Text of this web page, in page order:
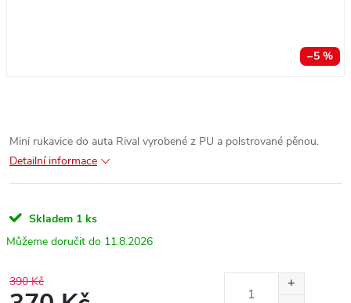
–5 %
Mini rukavice do auta Rival vyrobené z PU a polstrované pěnou.
Detailní informace
Skladem 1 ks
11.8.2026
390 Kč